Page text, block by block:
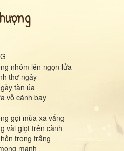
nhóm lên ngọn lửa
thơ ngây
tàn úa
vỗ cánh bay
gọi mùa xa vắng
vài giọt trên cành
trong trắng
manh